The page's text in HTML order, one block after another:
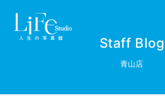
Staff Blog
青山店